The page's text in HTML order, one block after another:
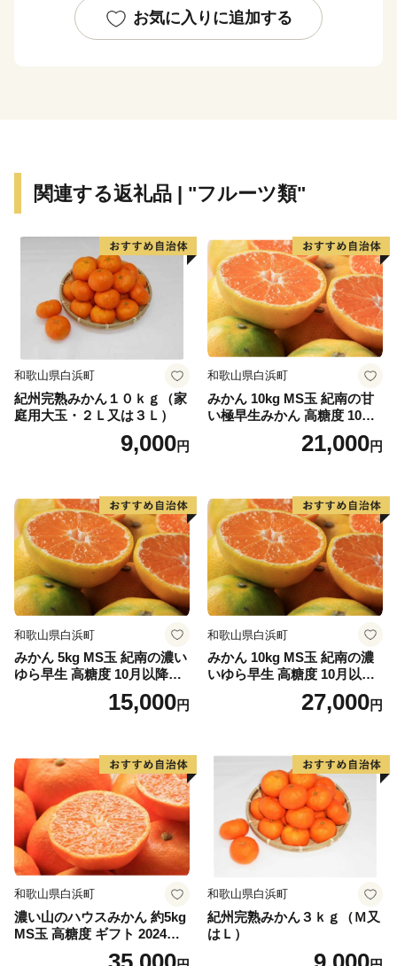
シやブドウ、初冬のリンゴなど、一年中くだものの絶え
ない「くだものの宝石箱」として全国の皆様に親しまれ
お気に入りに追加する
関連する返礼品 | "フルーツ類"
和歌山県白浜町
紀州完熟みかん１０ｋｇ（家
庭用大玉・２Ｌ又は３Ｌ）
9,000円
和歌山県白浜町
みかん 10kg MS玉 紀南の甘
い極早生みかん 高糖度 10月
以降発送 マルチ被覆栽培
21,000円
和歌山県白浜町
みかん 5kg MS玉 紀南の濃い
ゆら早生 高糖度 10月以降発
送 マルチ被覆栽培15,000円
和歌山県白浜町
みかん 10kg MS玉 紀南の濃
いゆら早生 高糖度 10月以降
発送 マルチ被覆栽培27,000円
和歌山県白浜町
濃い山のハウスみかん 約5kg
MS玉 高糖度 ギフト 2024年7
和歌山県白浜町
紀州完熟みかん３ｋｇ（Ｍ又
はＬ）